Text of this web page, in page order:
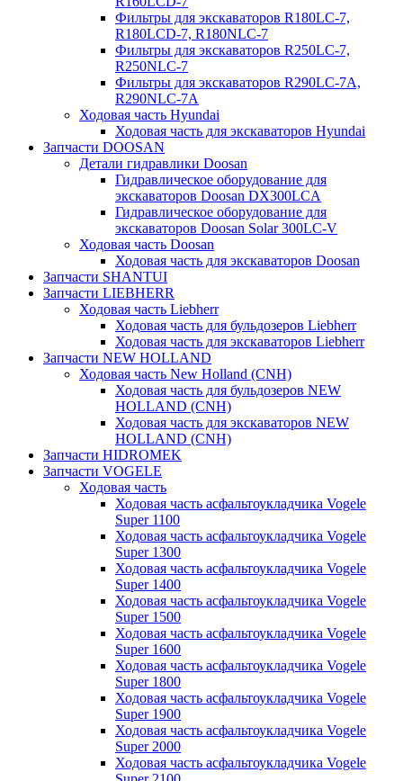
Фильтры для экскаваторов R180LC-7,
R180LCD-7, R180NLC-7
Фильтры для экскаваторов R250LC-7,
R250NLC-7
Фильтры для экскаваторов R290LC-7A,
R290NLC-7A
Ходовая часть Hyundai
Ходовая часть для экскаваторов Hyundai
Запчасти DOOSAN
Детали гидравлики Doosan
Гидравлическое оборудование для
экскаваторов Doosan DX300LCA
Гидравлическое оборудование для
экскаваторов Doosan Solar 300LC-V
Ходовая часть Doosan
Ходовая часть для экскаваторов Doosan
Запчасти SHANTUI
Запчасти LIEBHERR
Ходовая часть Liebherr
Ходовая часть для бульдозеров Liebherr
Ходовая часть для экскаваторов Liebherr
Запчасти NEW HOLLAND
Ходовая часть New Holland (CNH)
Ходовая часть для бульдозеров NEW
HOLLAND (CNH)
Ходовая часть для экскаваторов NEW
HOLLAND (CNH)
Запчасти HIDROMEK
Запчасти VOGELE
Ходовая часть
Ходовая часть асфальтоукладчика Vogele
Super 1100
Ходовая часть асфальтоукладчика Vogele
Super 1300
Ходовая часть асфальтоукладчика Vogele
Super 1400
Ходовая часть асфальтоукладчика Vogele
Super 1500
Ходовая часть асфальтоукладчика Vogele
Super 1600
Ходовая часть асфальтоукладчика Vogele
Super 1800
Ходовая часть асфальтоукладчика Vogele
Super 1900
Ходовая часть асфальтоукладчика Vogele
Super 2000
Ходовая часть асфальтоукладчика Vogele